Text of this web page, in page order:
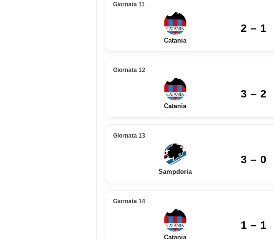
Giornata 11
Catania
2 – 1
Giornata 12
Catania
3 – 2
Giornata 13
Sampdoria
3 – 0
Giornata 14
Catania
1 – 1